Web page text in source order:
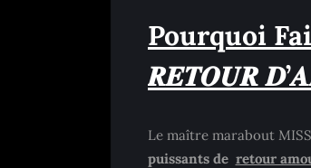
Pourquoi
𝑹𝑬𝑻𝑶𝑼𝑹
Le maître marabout
puissants de retour